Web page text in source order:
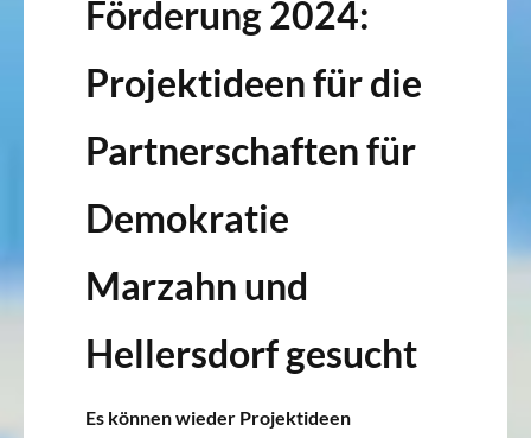
Förderung 2024:
Projektideen für die
Partnerschaften für
Demokratie
Marzahn und
Hellersdorf gesucht
Es können wieder Projektideen